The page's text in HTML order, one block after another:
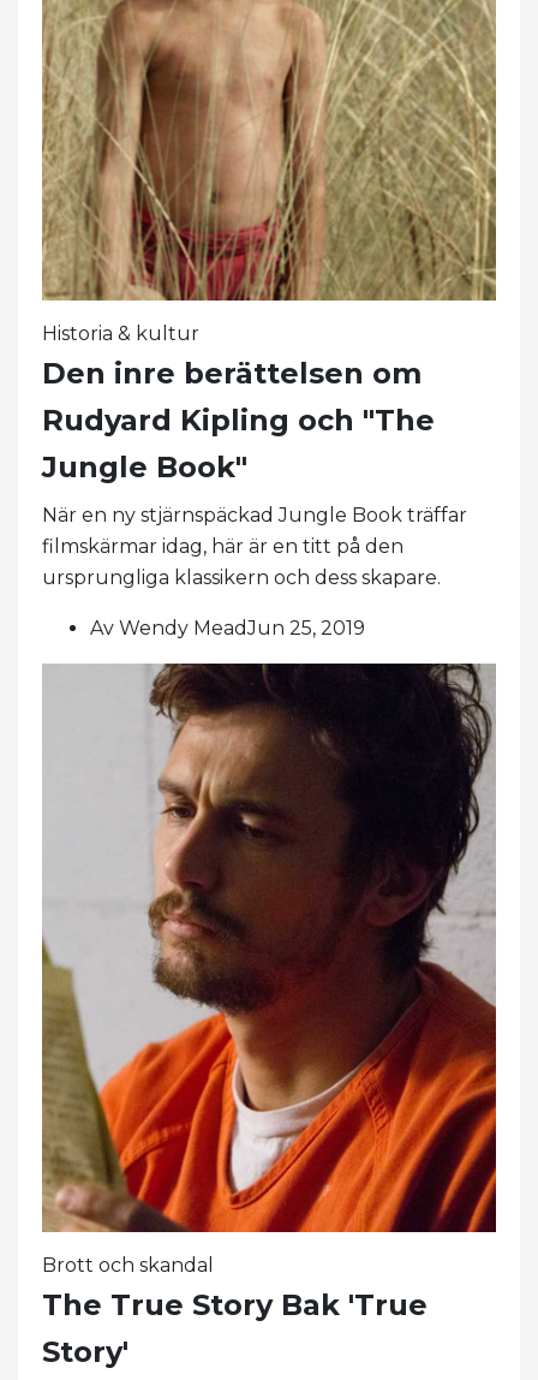
Historia & kultur
Den inre berättelsen om
Rudyard Kipling och "The
Jungle Book"
När en ny stjärnspäckad Jungle Book träffar
filmskärmar idag, här är en titt på den
ursprungliga klassikern och dess skapare.
Av Wendy MeadJun 25, 2019
Brott och skandal
The True Story Bak 'True
Story'